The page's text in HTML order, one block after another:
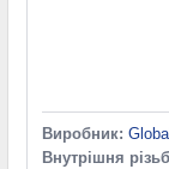
Виробник:
Внутрішня